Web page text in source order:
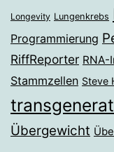
Longevity Lungenkrebs
Programmierung
RiffReporter
Stammzellen Steve
Übergewicht